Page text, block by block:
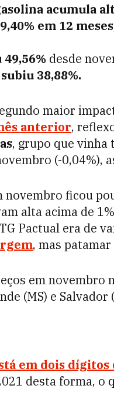
acumula
em 12 meses
desde
38,88%.
maior
anterior,
, grupo que vinha
(-0,04%),
novembro ficou
alta acima de
Pactual era de
, mas
em novembro
(MS) e Salvador
em dois dígitos
desta forma, o